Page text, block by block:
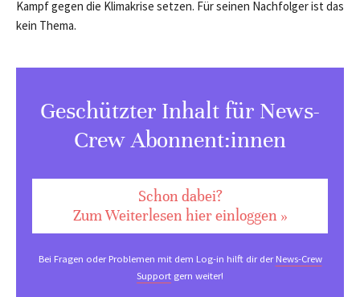
Kampf gegen die Klimakrise setzen. Für seinen Nachfolger ist das
kein Thema.
Geschützter Inhalt für News-
Crew Abonnent:innen
Schon dabei?
Zum Weiterlesen hier einloggen »
Bei Fragen oder Problemen mit dem Log-in hilft dir derNews-Crew
Support gern weiter!